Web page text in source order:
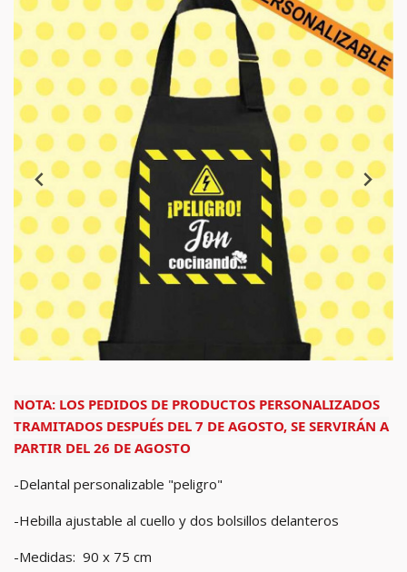
NOTA: LOS PEDIDOS DE PRODUCTOS PERSONALIZADOS
TRAMITADOS DESPUÉS DEL 7 DE AGOSTO, SE SERVIRÁN A
PARTIR DEL 26 DE AGOSTO
-Delantal personalizable "peligro"
-Hebilla ajustable al cuello y dos bolsillos delanteros
-Medidas: 90 x 75 cm